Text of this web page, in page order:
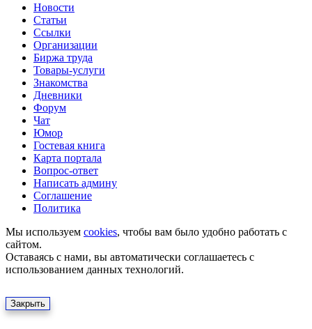
Новости
Статьи
Ссылки
Организации
Биржа труда
Товары-услуги
Знакомства
Дневники
Форум
Чат
Юмор
Гостевая книга
Карта портала
Вопрос-ответ
Написать админу
Соглашение
Политика
Мы используем cookies, чтобы вам было удобно работать с
сайтом.
Оставаясь с нами, вы автоматически соглашаетесь с
использованием данных технологий.